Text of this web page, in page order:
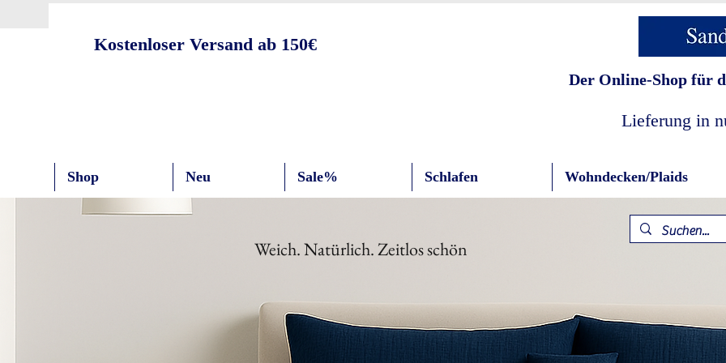
Kostenloser Versand ab 150€
Der Online-Shop für
Lieferung in
Shop Neu Sale% Schlafen Wohndecken/Plaids
Weich. Natürlich. Zeitlos schön